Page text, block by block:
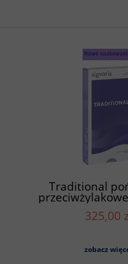
Traditional
przeciwżylakowe
długie z
samonośnym
325,00
zobacz